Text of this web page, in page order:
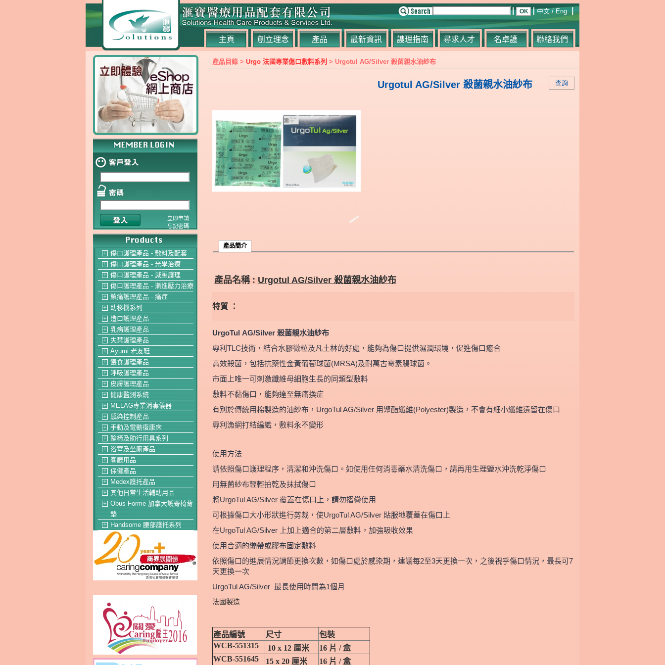
主頁 創立理念 產品 最新資訊 謢理指南 尋求人才 名卓護 聯絡我們
中文 /Eng
立即申請
忘記密碼
＋ 傷口護理產品 - 敷料及配套
＋ 傷口護理產品 - 光學治療
＋ 傷口護理產品 - 減壓護理
＋ 傷口護理產品 - 漸進壓力治療
＋ 鎮痛護理產品 - 痛症
＋ 助移機系列
＋ 造口護理產品
＋ 乳病護理產品
＋ 失禁護理產品
＋ Ayumi 老友鞋
＋ 餵食護理產品
＋ 呼吸護理產品
＋ 皮膚護理產品
＋ 健康監測系統
＋ MELAG專業消毒儀器
＋ 感染控制產品
＋ 手動及電動復康床
＋ 輪椅及助行用具系列
＋ 浴室及坐廁產品
＋ 客廳用品
＋ 保健產品
＋ Medex護托產品
＋ 其他日常生活輔助用品
＋
Obus Forme 加拿大護脊椅背
墊
＋ Handsome 腰部護托系列
產品目錄 > Urgo 法國專業傷口敷料系列 > Urgotul AG/Silver 殺菌親水油紗布
查詢
Urgotul AG/Silver 殺菌親水油紗布
產品簡介
產品名稱 : Urgotul AG/Silver 殺菌親水油紗布
特質 ：
UrgoTul AG/Silver 殺菌親水油紗布
專利TLC技術，結合水膠微粒及凡土林的好處，能夠為傷口提供濕潤環境，促進傷口癒合
高效殺菌，包括抗藥性金黃葡萄球菌(MRSA)及耐萬古霉素腸球菌。
市面上唯一可刺激纖維母細胞生長的同類型敷料
敷料不黏傷口，能夠達至無痛換症
有別於傳統用棉製造的油紗布，UrgoTul AG/Silver 用聚酯纖維(Polyester)製造，不會有細小纖維遺留在傷口
專利漁網打結編織，敷料永不變形
使用方法
請依照傷口護理程序，清潔和沖洗傷口。如使用任何消毒藥水清洗傷口，請再用生理鹽水沖洗乾淨傷口
用無菌紗布輕輕拍乾及抹拭傷口
將UrgoTul AG/Silver 覆蓋在傷口上，請勿摺疊使用
可根據傷口大小形狀進行剪裁，使UrgoTul AG/Silver 貼服地覆蓋在傷口上
在UrgoTul AG/Silver 上加上適合的第二層敷料，加強吸收效果
使用合適的繃帶或膠布固定敷料
依照傷口的進展情況調節更換次數，如傷口處於感染期，建議每2至3天更換一次，之後視乎傷口情況，最長可7
天更換一次
UrgoTul AG/Silver 最長使用時間為1個月
法國製造
產品編號 尺寸
包裝
WCB-551315
10 x 12 厘米
16 片 / 盒
WCB-551645
15 x 20 厘米 16 片 / 盒